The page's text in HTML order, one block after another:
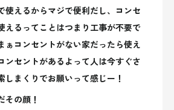
使えるからマジで便利だし、コンセ
えるってことはつまり工事が不要で
ぁコンセントがない家だったら使え
ンセントがあるよって人は今すぐさ
しまくりでお願いって感じー！
その顔！